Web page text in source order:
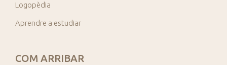
Logopèdia
Aprendre a estudiar
COM ARRIBAR